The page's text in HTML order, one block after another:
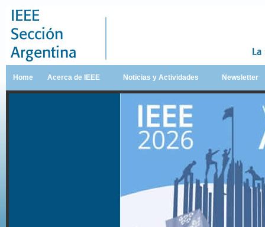
Home Acerca de IEEE Noticias y Actividades Newsletter